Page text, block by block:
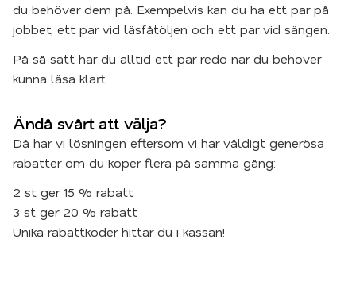
du behöver dem på. Exempelvis kan du ha ett par på
jobbet, ett par vid läsfåtöljen och ett par vid sängen.
På så sätt har du alltid ett par redo när du behöver
kunna läsa klart.
Ändå svårt att välja?
Då har vi lösningen eftersom vi har väldigt generösa
rabatter om du köper flera på samma gång:
2 st ger 15 % rabatt
3 st ger 20 % rabatt
Unika rabattkoder hittar du i kassan!